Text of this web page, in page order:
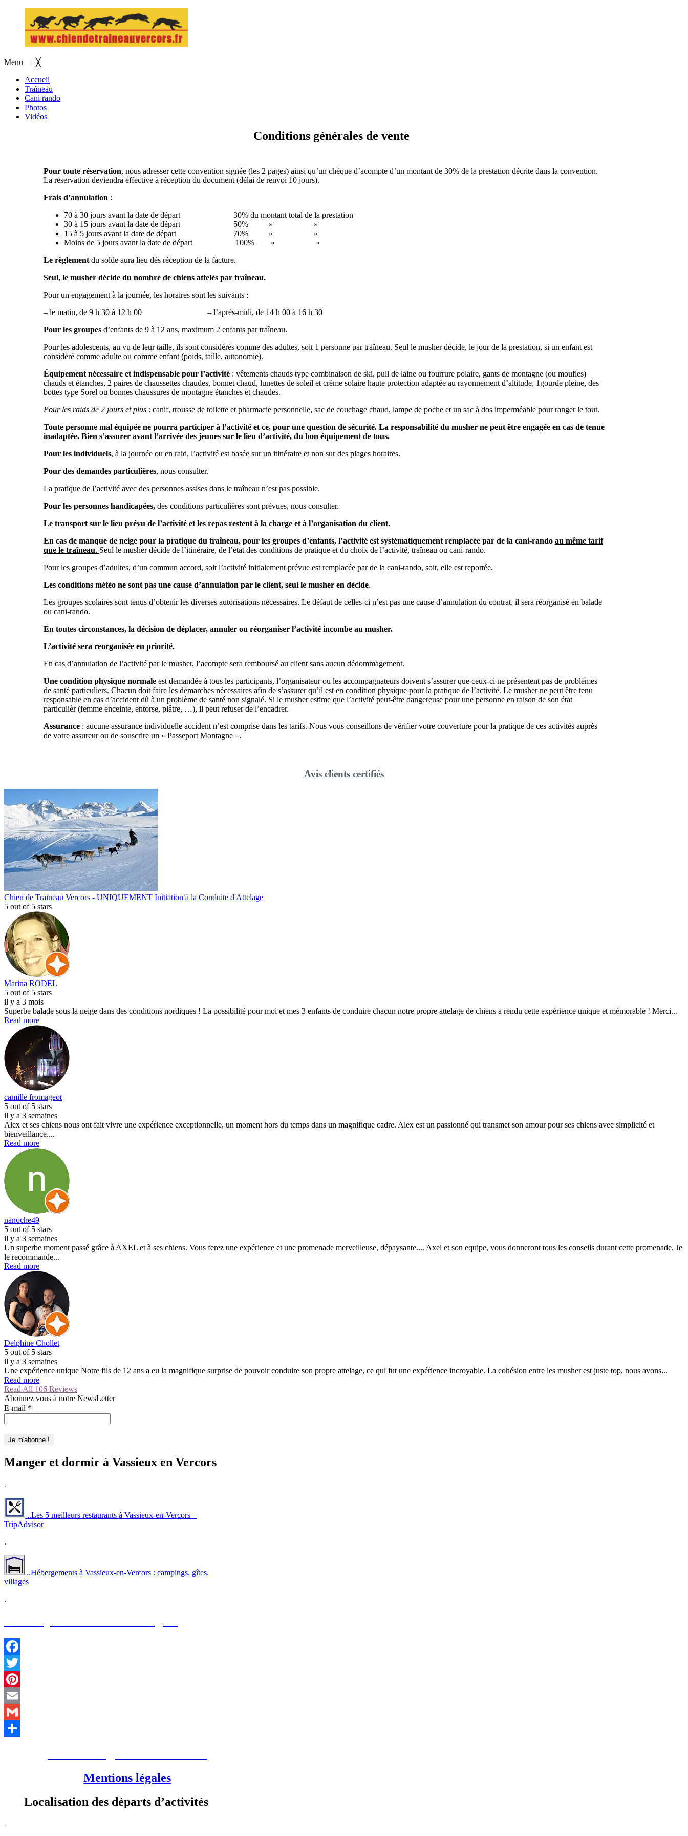
Menu ≡ ╳
Accueil
Traîneau
Cani rando
Photos
Vidéos
Conditions générales de vente
Pour toute réservation, nous adresser cette convention signée (les 2 pages) ainsi qu’un chèque d’acompte d’un montant de 30% de la prestation décrite dans la convention.
La réservation deviendra effective à réception du document (délai de renvoi 10 jours).
Frais d’annulation :
70 à 30 jours avant la date de départ 30% du montant total de la prestation
30 à 15 jours avant la date de départ 50% » »
15 à 5 jours avant la date de départ 70% » »
Moins de 5 jours avant la date de départ 100% » «
Le règlementdu solde aura lieu dés réception de la facture.
Seul, le musher décide du nombre de chiens attelés par traîneau.
Pour un engagement à la journée, les horaires sont les suivants :
– le matin, de 9 h 30 à 12 h 00 – l’après-midi, de 14 h 00 à 16 h 30
Pour les groupesd’enfants de 9 à 12 ans, maximum 2 enfants par traîneau.
Pour les adolescents, au vu de leur taille, ils sont considérés comme des adultes, soit 1 personne par traîneau. Seul le musher décide, le jour de la prestation, si un enfant est
considéré comme adulte ou comme enfant (poids, taille, autonomie).
Équipement nécessaire et indispensable pour l’activité : vêtements chauds type combinaison de ski, pull de laine ou fourrure polaire, gants de montagne (ou moufles)
chauds et étanches, 2 paires de chaussettes chaudes, bonnet chaud, lunettes de soleil et crème solaire haute protection adaptée au rayonnement d’altitude, 1gourde pleine, des
bottes type Sorel ou bonnes chaussures de montagne étanches et chaudes.
Pour les raids de 2 jours et plus: canif, trousse de toilette et pharmacie personnelle, sac de couchage chaud, lampe de poche et un sac à dos imperméable pour ranger le tout.
Toute personne mal équipée ne pourra participer à l’activité et ce, pour une question de sécurité. La responsabilité du musher ne peut être engagée en cas de tenue
inadaptée. Bien s’assurer avant l’arrivée des jeunes sur le lieu d’activité, du bon équipement de tous.
Pour les individuels, à la journée ou en raid, l’activité est basée sur un itinéraire et non sur des plages horaires.
Pour des demandes particulières, nous consulter.
La pratique de l’activité avec des personnes assises dans le traîneau n’est pas possible.
Pour les personnes handicapées,des conditions particulières sont prévues, nous consulter.
Le transport sur le lieu prévu de l’activité et les repas restent à la charge et à l’organisation du client.
En cas de manque de neige pour la pratique du traîneau, pour les groupes d’enfants, l’activité est systématiquement remplacée par de la cani-rando au même tarif
que le traîneau. Seul le musher décide de l’itinéraire, de l’état des conditions de pratique et du choix de l’activité, traîneau ou cani-rando.
Pour les groupes d’adultes, d’un commun accord, soit l’activité initialement prévue est remplacée par de la cani-rando, soit, elle est reportée.
Les conditions météo ne sont pas une cause d’annulation par le client, seul le musher en décide.
Les groupes scolaires sont tenus d’obtenir les diverses autorisations nécessaires. Le défaut de celles-ci n’est pas une cause d’annulation du contrat, il sera réorganisé en balade
ou cani-rando.
En toutes circonstances, la décision de déplacer, annuler ou réorganiser l’activité incombe au musher.
L’activité sera reorganisée en priorité.
En cas d’annulation de l’activité par le musher, l’acompte sera remboursé au client sans aucun dédommagement.
Une condition physique normaleest demandée à tous les participants, l’organisateur ou les accompagnateurs doivent s’assurer que ceux-ci ne présentent pas de problèmes
de santé particuliers. Chacun doit faire les démarches nécessaires afin de s’assurer qu’il est en condition physique pour la pratique de l’activité. Le musher ne peut être tenu
responsable en cas d’accident dû à un problème de santé non signalé. Si le musher estime que l’activité peut-être dangereuse pour une personne en raison de son état
particulièr (femme enceinte, entorse, plâtre, …), il peut refuser de l’encadrer.
Assurance: aucune assurance individuelle accident n’est comprise dans les tarifs. Nous vous conseillons de vérifier votre couverture pour la pratique de ces activités auprès
de votre assureur ou de souscrire un « Passeport Montagne ».
Avis clients certifiés
Chien de Traineau Vercors - UNIQUEMENT Initiation à la Conduite d'Attelage
5 out of 5 stars
Marina RODEL
5 out of 5 stars
il y a 3 mois
Superbe balade sous la neige dans des conditions nordiques ! La possibilité pour moi et mes 3 enfants de conduire chacun notre propre attelage de chiens a rendu cette expérience unique et mémorable ! Merci...
Read more
camille fromageot
5 out of 5 stars
il y a 3 semaines
Alex et ses chiens nous ont fait vivre une expérience exceptionnelle, un moment hors du temps dans un magnifique cadre. Alex est un passionné qui transmet son amour pour ses chiens avec simplicité et
bienveillance....
Read more
nanoche49
5 out of 5 stars
il y a 3 semaines
Un superbe moment passé grâce à AXEL et à ses chiens. Vous ferez une expérience et une promenade merveilleuse, dépaysante.... Axel et son equipe, vous donneront tous les conseils durant cette promenade. Je
le recommande...
Read more
Delphine Chollet
5 out of 5 stars
il y a 3 semaines
Une expérience unique Notre fils de 12 ans a eu la magnifique surprise de pouvoir conduire son propre attelage, ce qui fut une expérience incroyable. La cohésion entre les musher est juste top, nous avons...
Read more
Read All 106 Reviews
Abonnez vous à notre NewsLetter
E-mail *
Manger et dormir à Vassieux en Vercors
.
..Les 5 meilleurs restaurants à Vassieux-en-Vercors –
TripAdvisor
.
..Hébergements à Vassieux-en-Vercors : campings, gîtes,
villages
.
Facebook
Twitter
Pinterest
Email
Gmail
Mentions légales
Localisation des départs d’activités
.